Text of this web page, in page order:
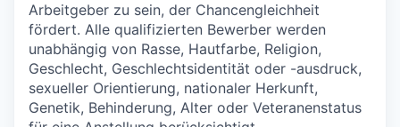
Arbeitgeber zu sein, der Chancengleichheit
fördert. Alle qualifizierten Bewerber werden
unabhängig von Rasse, Hautfarbe, Religion,
Geschlecht, Geschlechtsidentität oder -ausdruck,
sexueller Orientierung, nationaler Herkunft,
Genetik, Behinderung, Alter oder Veteranenstatus